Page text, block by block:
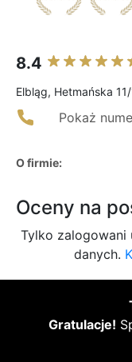
8.4
Elbląg, Hetmańska
Pokaż
O firmie:
Oceny na
Tylko
danych.
Gratulacje!